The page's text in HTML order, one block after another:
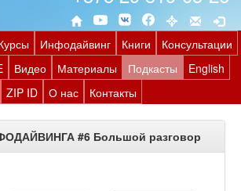
Инфодайвинг Книги
Консультации
Видео Материалы Подкасты
English
ZIP ID О нас Контакты
#6 Большой разговор